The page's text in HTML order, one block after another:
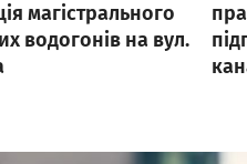
магістрального
водогонів на вул.